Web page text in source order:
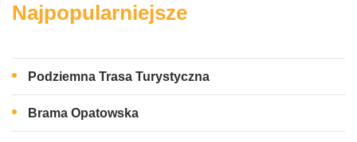
Najpopularniejsze
Podziemna Trasa Turystyczna
Brama Opatowska